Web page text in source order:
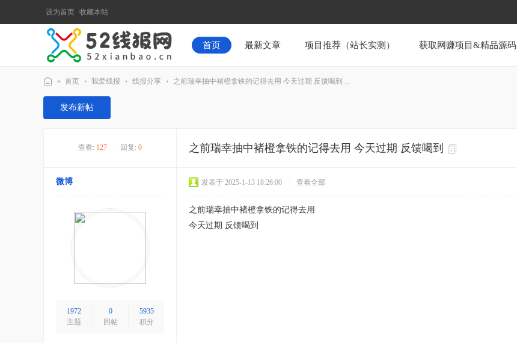
设为首页 收藏本站
首页 最新文章 项目推荐（站长实测） 获取网赚项目&精品源码
52
线
» 首页 › 我爱线报 › 线报分享 › 之前瑞幸抽中褚橙拿铁的记得去用 今天过期 反馈喝到 ...
发布新帖
查看: 127 回复: 0 之前瑞幸抽中褚橙拿铁的记得去用 今天过期 反馈喝到
微博
1972
主题
0
回帖
5935
积分
发表于 2025-1-13 18:26:00 查看全部
之前瑞幸抽中褚橙拿铁的记得去用
今天过期 反馈喝到